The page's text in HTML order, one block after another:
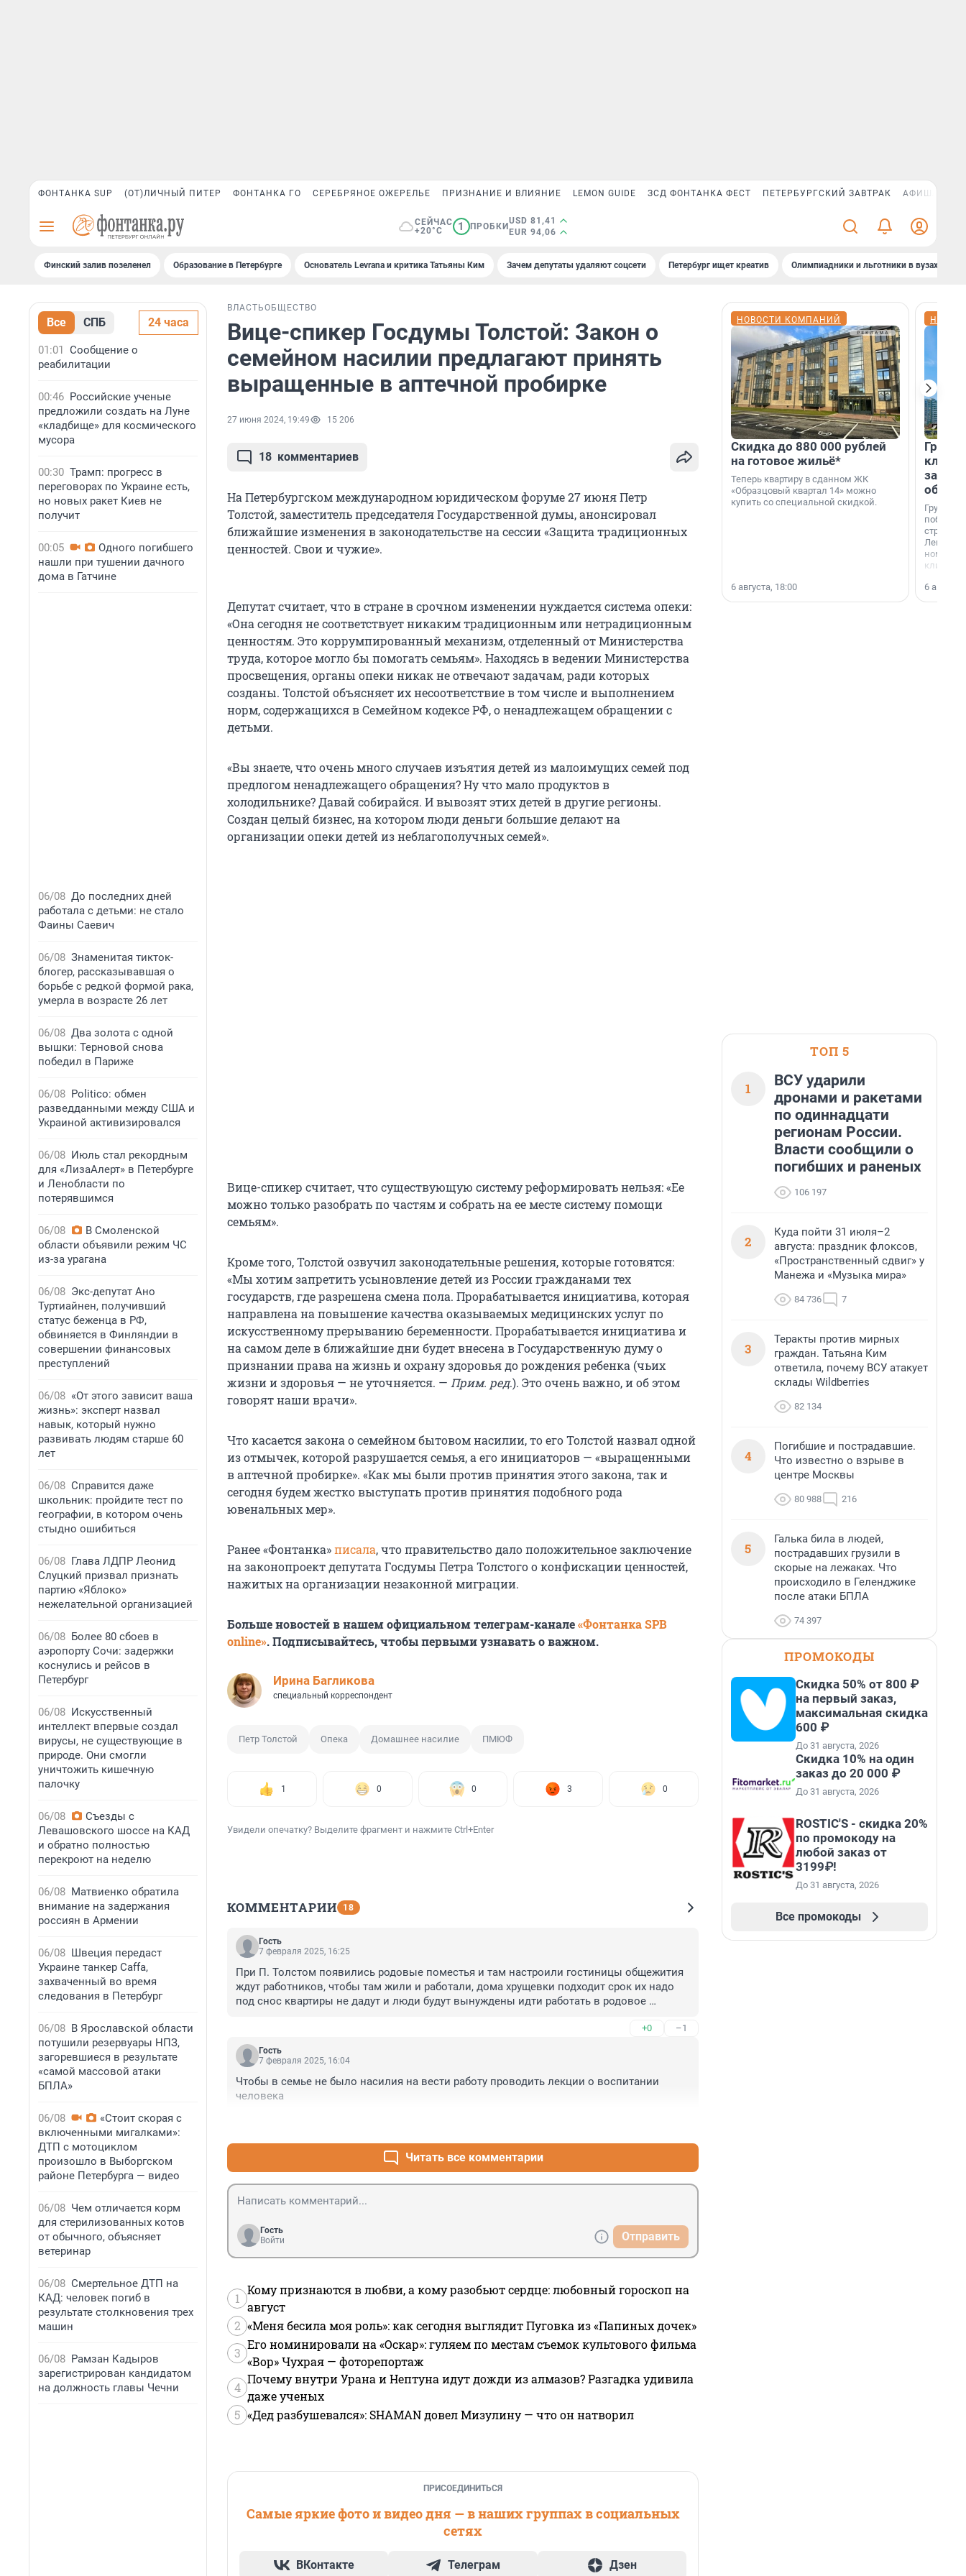
ФОНТАНКА SUP (ОТ)ЛИЧНЫЙ ПИТЕР ФОНТАНКА ГО СЕРЕБРЯНОЕ ОЖЕРЕЛЬЕ ПРИЗНАНИЕ И ВЛИЯНИЕ LEMON GUIDE ЗСД ФОНТАНКА ФЕСТ ПЕТЕРБУРГСКИЙ ЗАВТРАК АФИША PLUS
СЕЙЧАС
+20°C
1 ПРОБКИ
USD 81,41
EUR 94,06
Финский залив позеленел Образование в Петербурге Основатель Levrana и критика Татьяны Ким Зачем депутаты удаляют соцсети Петербург ищет креатив Олимпиадники и льготники в вузах СПб
Все СПБ 24 часа
01:01 Сообщение о
реабилитации
00:46 Российские ученые
предложили создать на Луне
«кладбище» для космического
мусора
00:30 Трамп: прогресс в
переговорах по Украине есть,
но новых ракет Киев не
получит
00:05
Одного погибшего
нашли при тушении дачного
дома в Гатчине
06/08 До последних дней
работала с детьми: не стало
Фаины Саевич
06/08 Знаменитая тикток-
блогер, рассказывавшая о
борьбе с редкой формой рака,
умерла в возрасте 26 лет
06/08 Два золота с одной
вышки: Терновой снова
победил в Париже
06/08 Politico: обмен
разведданными между США и
Украиной активизировался
06/08 Июль стал рекордным
для «ЛизаАлерт» в Петербурге
и Ленобласти по
потерявшимся
06/08
В Смоленской
области объявили режим ЧС
из-за урагана
06/08 Экс-депутат Ано
Туртиайнен, получивший
статус беженца в РФ,
обвиняется в Финляндии в
совершении финансовых
преступлений
06/08 «От этого зависит ваша
жизнь»: эксперт назвал
навык, который нужно
развивать людям старше 60
лет
06/08 Справится даже
школьник: пройдите тест по
географии, в котором очень
стыдно ошибиться
06/08 Глава ЛДПР Леонид
Слуцкий призвал признать
партию «Яблоко»
нежелательной организацией
06/08 Более 80 сбоев в
аэропорту Сочи: задержки
коснулись и рейсов в
Петербург
06/08 Искусственный
интеллект впервые создал
вирусы, не существующие в
природе. Они смогли
уничтожить кишечную
палочку
06/08
Съезды с
Левашовского шоссе на КАД
и обратно полностью
перекроют на неделю
06/08 Матвиенко обратила
внимание на задержания
россиян в Армении
06/08 Швеция передаст
Украине танкер Caffa,
захваченный во время
следования в Петербург
06/08 В Ярославской области
потушили резервуары НПЗ,
загоревшиеся в результате
«самой массовой атаки
БПЛА»
06/08
«Стоит скорая с
включенными мигалками»:
ДТП с мотоциклом
произошло в Выборгском
районе Петербурга — видео
06/08 Чем отличается корм
для стерилизованных котов
от обычного, объясняет
ветеринар
06/08 Смертельное ДТП на
КАД: человек погиб в
результате столкновения трех
машин
06/08 Рамзан Кадыров
зарегистрирован кандидатом
на должность главы Чечни
ВЛАСТЬОБЩЕСТВО
Вице-спикер Госдумы Толстой: Закон о
семейном насилии предлагают принять
выращенные в аптечной пробирке
27 июня 2024, 19:49 15 206
18 комментариев
На Петербургском международном юридическом форуме 27 июня Петр
Толстой, заместитель председателя Государственной думы, анонсировал
ближайшие изменения в законодательстве на сессии «Защита традиционных
ценностей. Свои и чужие».
Депутат считает, что в стране в срочном изменении нуждается система опеки:
«Она сегодня не соответствует никаким традиционным или нетрадиционным
ценностям. Это коррумпированный механизм, отделенный от Министерства
труда, которое могло бы помогать семьям». Находясь в ведении Министерства
просвещения, органы опеки никак не отвечают задачам, ради которых
созданы. Толстой объясняет их несоответствие в том числе и выполнением
норм, содержащихся в Семейном кодексе РФ, о ненадлежащем обращении с
детьми.
«Вы знаете, что очень много случаев изъятия детей из малоимущих семей под
предлогом ненадлежащего обращения? Ну что мало продуктов в
холодильнике? Давай собирайся. И вывозят этих детей в другие регионы.
Создан целый бизнес, на котором люди деньги большие делают на
организации опеки детей из неблагополучных семей».
Вице-спикер считает, что существующую систему реформировать нельзя: «Ее
можно только разобрать по частям и собрать на ее месте систему помощи
семьям».
Кроме того, Толстой озвучил законодательные решения, которые готовятся:
«Мы хотим запретить усыновление детей из России гражданами тех
государств, где разрешена смена пола. Прорабатывается инициатива, которая
направлена на повышение качества оказываемых медицинских услуг по
искусственному прерыванию беременности. Прорабатывается инициатива и
на самом деле в ближайшие дни будет внесена в Государственную думу о
признании права на жизнь и охрану здоровья до рождения ребенка (чьих
жизни и здоровья — не уточняется. — Прим. ред.). Это очень важно, и об этом
говорят наши врачи».
Что касается закона о семейном бытовом насилии, то его Толстой назвал одной
из отмычек, которой разрушается семья, а его инициаторов — «выращенными
в аптечной пробирке». «Как мы были против принятия этого закона, так и
сегодня будем жестко выступать против принятия подобного рода
ювенальных мер».
Ранее «Фонтанка»писала, что правительство дало положительное заключение
на законопроект депутата Госдумы Петра Толстого о конфискации ценностей,
нажитых на организации незаконной миграции.
Больше новостей в нашем официальном телеграм-канале«Фонтанка SPB
online». Подписывайтесь, чтобы первыми узнавать о важном.
Ирина Багликова
специальный корреспондент
Петр Толстой Опека Домашнее насилие ПМЮФ
1 0 0 3 0
Увидели опечатку? Выделите фрагмент и нажмите Ctrl+Enter
КОММЕНТАРИИ 18
Гость
7 февраля 2025, 16:25
При П. Толстом появились родовые поместья и там настроили гостиницы общежития
ждут работников, чтобы там жили и работали, дома хрущевки подходит срок их надо
под снос квартиры не дадут и люди будут вынуждены идти работать в родовое
возвращение крепостного права, сначало людей пристроили работать, а затем
записали к помещику и так стали крепостными. Эта Россия не развивается, а
возвращается во времена крепостного права. Сам П. Толстой пристроился к
+0 –1
Гость
7 февраля 2025, 16:04
Чтобы в семье не было насилия на вести работу проводить лекции о воспитании
человека
Читать все комментарии
Гость
Войти
Отправить
1
Кому признаются в любви, а кому разобьют сердце: любовный гороскоп на
август
2 «Меня бесила моя роль»: как сегодня выглядит Пуговка из «Папиных дочек»
3
Его номинировали на «Оскар»: гуляем по местам съемок культового фильма
«Вор» Чухрая — фоторепортаж
4
Почему внутри Урана и Нептуна идут дожди из алмазов? Разгадка удивила
даже ученых
5 «Дед разбушевался»: SHAMAN довел Мизулину — что он натворил
ПРИСОЕДИНИТЬСЯ
Самые яркие фото и видео дня — в наших группах в социальных
сетях
ВКонтакте Телеграм Дзен
НОВОСТИ КОМПАНИЙ
Скидка до 880 000 рублей
на готовое жильё*
Теперь квартиру в сданном ЖК
«Образцовый квартал 14» можно
купить со специальной скидкой.
6 августа, 18:00
Группа
области».
6
ТОП 5
1
ВСУ ударили
дронами и ракетами
по одиннадцати
регионам России.
Власти сообщили о
погибших и раненых
106 197
2
Куда пойти 31 июля–2
августа: праздник флоксов,
«Пространственный сдвиг» у
Манежа и «Музыка мира»
84 736 7
3
Теракты против мирных
граждан. Татьяна Ким
ответила, почему ВСУ атакует
склады Wildberries
82 134
4
Погибшие и пострадавшие.
Что известно о взрыве в
центре Москвы
80 988 216
5
Галька била в людей,
пострадавших грузили в
скорые на лежаках. Что
происходило в Геленджике
после атаки БПЛА
74 397
ПРОМОКОДЫ
Скидка 50% от 800 ₽
на первый заказ,
максимальная скидка
600 ₽
До 31 августа, 2026
Скидка 10% на один
заказ до 20 000 ₽
До 31 августа, 2026
ROSTIC'S - скидка 20%
по промокоду на
любой заказ от
3199₽!
До 31 августа, 2026
Все промокоды